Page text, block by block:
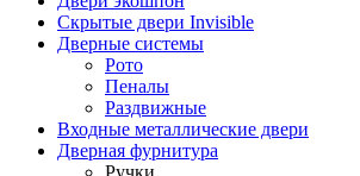
Скрытые двери Invisible
Дверные системы
Рото
Пеналы
Раздвижные
Входные металлические двери
Дверная фурнитура
Ручки